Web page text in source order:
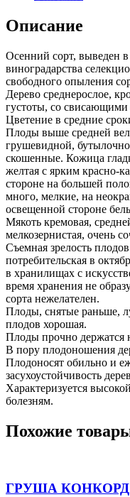
Описание
Осенний сорт, выведен
виноградарства
свободного опыления
Дерево среднерослое,
густоты, со свисающими
Цветение в средние
Плоды выше средней
грушевидной,
скошенные. Кожица
желтая с ярким красно-
стороне на большей
много, мелкие, на
освещенной стороне
Мякоть кремовая,
мелкозернистая, очень
Съемная зрелость
потребительская в
в хранилищах с
время хранения не
сорта нежелателен.
Плоды, снятые раньше,
плодов хорошая.
Плоды прочно держатся
В пору плодоношения
Плодоносят обильно и
засухоустойчивость
Характеризуется
болезням.
Похожие
ГРУША КОНКОРД